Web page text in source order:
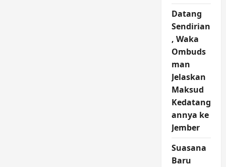
Datang
Sendirian
, Waka
Ombuds
man
Jelaskan
Maksud
Kedatang
annya ke
Jember
Suasana
Baru